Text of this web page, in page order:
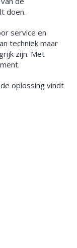
doen.
service en
techniek maar
zijn. Met
oplossing vindt